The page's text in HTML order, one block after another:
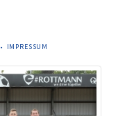
IMPRESSUM